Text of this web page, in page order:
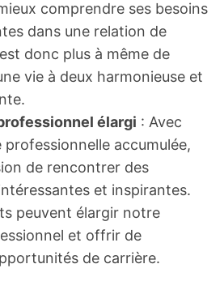
comprendre ses besoins
dans une relation de
donc plus à même de
vie à deux harmonieuse et
élargi : Avec
professionnelle accumulée,
de rencontrer des
et inspirantes.
peuvent élargir notre
et offrir de
de carrière.